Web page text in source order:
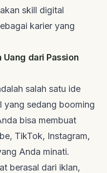
skill digital
karier yang
Uang dari Passion
salah satu ide
yang sedang booming
bisa membuat
TikTok, Instagram,
Anda minati.
berasal dari iklan,